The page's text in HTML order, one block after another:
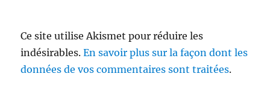
Ce site utilise Akismet pour réduire les
indésirables.En savoir plus sur la façon dont les
données de vos commentaires sont traitées.